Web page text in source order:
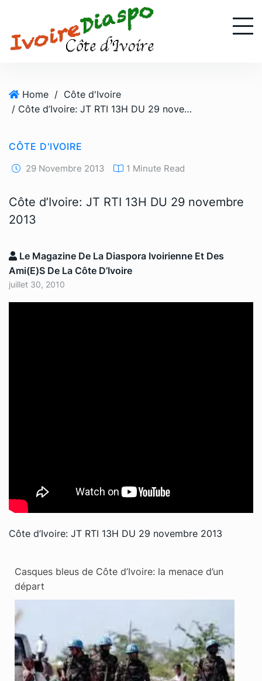
Home / Côte d'Ivoire
/ Côte d’Ivoire: JT RTI 13H DU 29 novembre 2013
CÔTE D'IVOIRE
29 Novembre 2013 1 Minute Read
Côte d’Ivoire: JT RTI 13H DU 29 novembre
2013
Le Magazine De La Diaspora Ivoirienne Et Des
Ami(e)s De La Côte D’Ivoire
juillet 30, 2010
Côte d’Ivoire: JT RTI 13H DU 29 novembre 2013
Casques bleus de Côte d’Ivoire: la menace d’un
départ